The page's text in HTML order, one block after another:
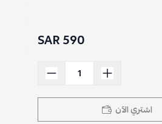
590 SAR
اشتري الآن